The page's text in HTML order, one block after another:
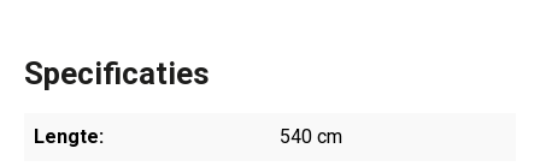
Specificaties
Lengte: 540 cm